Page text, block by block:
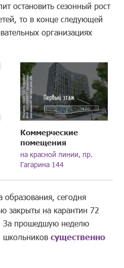
остановить сезонный рост
то в конце следующей
организациях
Коммерческие
помещения
на красной линии, пр.
Гагарина 144
сегодня
закрыты на карантин 72
За прошедшую неделю
школьниковсущественно